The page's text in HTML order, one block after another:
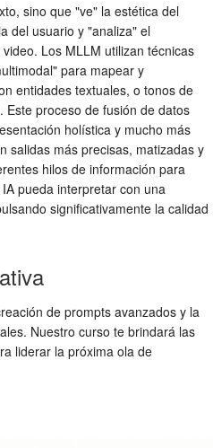
sino que "ve" la estética del
del usuario y "analiza" el
Los MLLM utilizan técnicas
para mapear y
entidades textuales, o tonos de
proceso de fusión de datos
holística y mucho más
salidas más precisas, matizadas y
hilos de información para
pueda interpretar con una
significativamente la calidad
de prompts avanzados y la
Nuestro curso te brindará las
liderar la próxima ola de